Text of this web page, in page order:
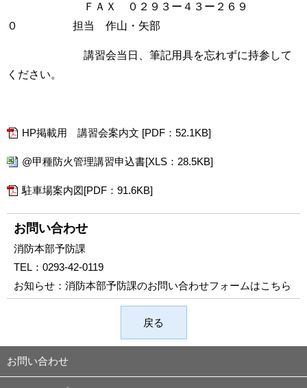
ＦＡＸ ０２９３ー４３ー２６９
０ 担当 作山・矢部
講習会当日、筆記用具を忘れずに持参して
ください。
HP掲載用 講習会案内文 [PDF：52.1KB]
@甲種防火管理講習申込書[XLS：28.5KB]
駐車場案内図[PDF：91.6KB]
お問い合わせ
消防本部予防課
TEL： 0293-42-0119
お知らせ： 消防本部予防課のお問い合わせフォームはこちら
戻る
お問い合わせ